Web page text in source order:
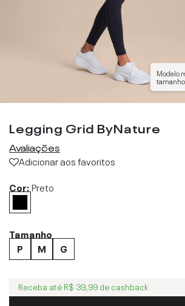
Modelo
tamanho
Legging Grid ByNature
Avaliações
Adicionar aos favoritos
Cor:Preto
Tamanho
P
M G
Receba até R$ 39,99 de cashback